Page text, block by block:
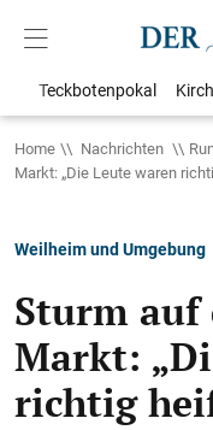
Teckbotenpokal
Home Nachrichten
Markt: „Die Leute waren
Weilheim und Umgebung
Sturm
Markt:
richtig